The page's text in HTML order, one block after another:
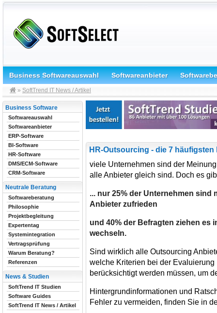
Business Softwareauswahl Softwareanbieter
» SoftTrend IT News / Artikel
HR-Outsourcing - die 7 häufigsten
viele Unternehmen sind der
alle Anbieter gleich sind. Doch es
... nur 25% der Unternehmen
Anbieter zufrieden
und 40% der Befragten ziehen es
wechseln.
Sind wirklich alle Outsourcing
welche Kriterien bei der
berücksichtigt werden müssen, um
Hintergrundinformationen und
Fehler zu vermeiden, finden Sie in
Business Software
Softwareauswahl
Softwareanbieter
ERP-Software
BI-Software
HR-Software
DMS/ECM-Software
CRM-Software
Neutrale Beratung
Softwareberatung
Philosophie
Projektbegleitung
Expertentag
Systemintegration
Vertragsprüfung
Warum Beratung?
Referenzen
News & Studien
SoftTrend IT Studien
Software Guides
SoftTrend IT News / Artikel